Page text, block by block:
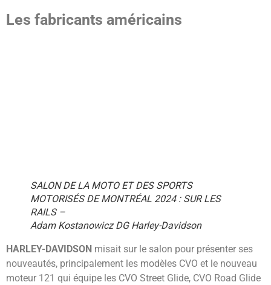
Les fabricants américains
SALON DE LA MOTO ET DES SPORTS
MOTORISÉS DE MONTRÉAL 2024 : SUR LES
RAILS –
Adam Kostanowicz DG Harley-Davidson
HARLEY-DAVIDSON misait sur le salon pour présenter ses
nouveautés, principalement les modèles CVO et le nouveau
moteur 121 qui équipe les CVO Street Glide, CVO Road Glide